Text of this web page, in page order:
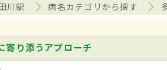
川駅 病名カテゴリから探す
寄り添うアプローチ